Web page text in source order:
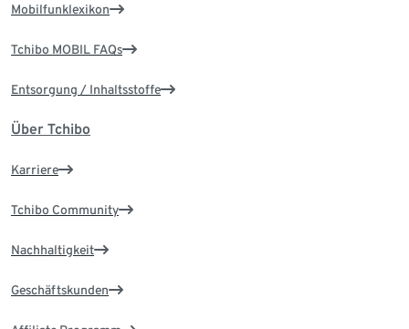
Mobilfunklexikon
Tchibo MOBIL FAQs
Entsorgung / Inhaltsstoffe
Über Tchibo
Karriere
Tchibo Community
Nachhaltigkeit
Geschäftskunden